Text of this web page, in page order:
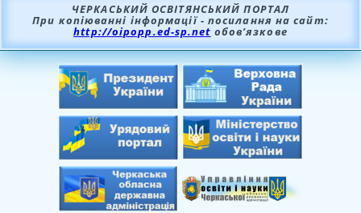
ЧЕРКАСЬКИЙ ОСВІТЯНСЬКИЙ ПОРТАЛ
При копіюванні інформації - посилання на сайт:
http://oipopp.ed-sp.net обов’язкове